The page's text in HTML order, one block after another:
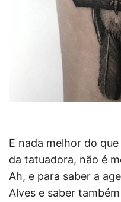
E nada melhor do
da tatuadora, não é
Ah, e para saber a
Alves e saber